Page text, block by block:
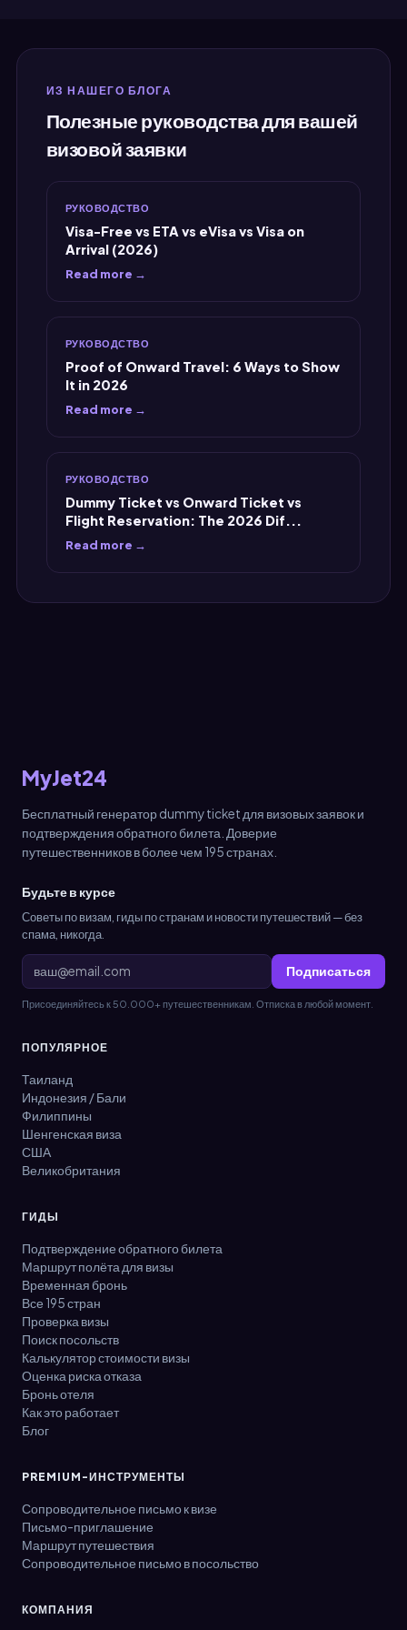
времени и вызвала
за рекомендацию. MyJet24
получает заслугу за то, что не
ИЗ НАШЕГО БЛОГА
Полезные руководства для вашей
визовой заявки
РУКОВОДСТВО
Visa-Free vs ETA vs eVisa vs Visa on
Arrival (2026)
Read more →
РУКОВОДСТВО
Proof of Onward Travel: 6 Ways to Show
It in 2026
Read more →
РУКОВОДСТВО
Dummy Ticket vs Onward Ticket vs
Flight Reservation: The 2026 Dif...
Read more →
MyJet24
Бесплатный генератор dummy ticket для визовых заявок и
подтверждения обратного билета. Доверие
путешественников в более чем 195 странах.
Будьте в курсе
Советы по визам, гиды по странам и новости путешествий — без
спама, никогда.
Подписаться
Присоединяйтесь к 50.000+ путешественникам. Отписка в любой момент.
ПОПУЛЯРНОЕ
Таиланд
Индонезия / Бали
Филиппины
Шенгенская виза
США
Великобритания
ГИДЫ
Подтверждение обратного билета
Маршрут полёта для визы
Временная бронь
Все 195 стран
Проверка визы
Поиск посольств
Калькулятор стоимости визы
Оценка риска отказа
Бронь отеля
Как это работает
Блог
PREMIUM-ИНСТРУМЕНТЫ
Сопроводительное письмо к визе
Письмо-приглашение
Маршрут путешествия
Сопроводительное письмо в посольство
КОМПАНИЯ